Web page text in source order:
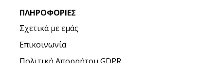
ΠΛΗΡΟΦΟΡΊΕΣ
Σχετικά με εμάς
Επικοινωνία